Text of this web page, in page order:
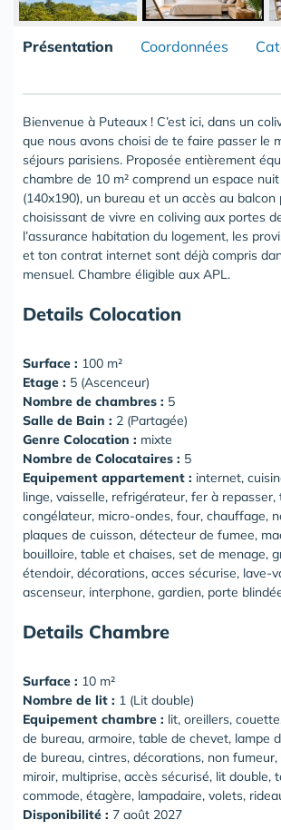
Présentation Coordonnées
Bienvenue à Puteaux ! C’est ici, dans un
que nous avons choisi de te faire passer le
séjours parisiens. Proposée entièrement
chambre de 10 m² comprend un espace
(140x190), un bureau et un accès au balcon
choisissant de vivre en coliving aux portes
l’assurance habitation du logement, les
et ton contrat internet sont déjà compris
mensuel. Chambre éligible aux APL.
Details Colocation
Surface : 100 m²
Etage : 5 (Ascenceur)
Nombre de chambres : 5
Salle de Bain : 2 (Partagée)
Genre Colocation : mixte
Nombre de Colocataires : 5
Equipement appartement : internet,
linge, vaisselle, refrigérateur, fer à repasser,
congélateur, micro-ondes, four, chauffage,
plaques de cuisson, détecteur de fumee,
bouilloire, table et chaises, set de menage,
étendoir, décorations, acces sécurise, lave-
ascenseur, interphone, gardien, porte
Details Chambre
Surface : 10 m²
Nombre de lit : 1 (Lit double)
Equipement chambre : lit, oreillers,
de bureau, armoire, table de chevet, lampe
de bureau, cintres, décorations, non
miroir, multiprise, accès sécurisé, lit double,
commode, étagère, lampadaire, volets,
Disponibilité : 7 août 2027